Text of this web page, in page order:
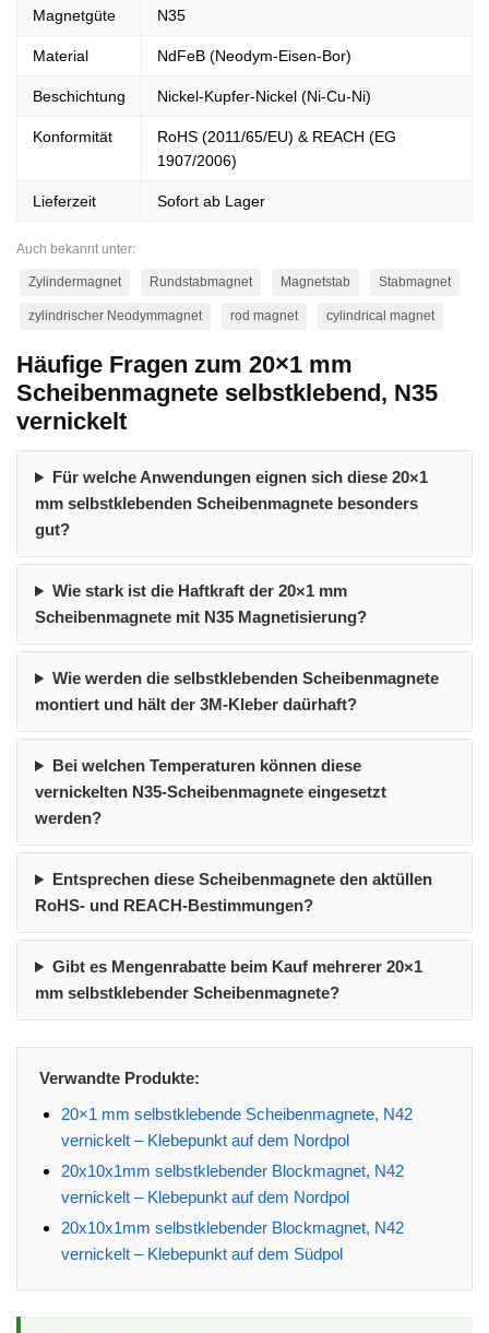
Magnetgüte N35
Material NdFeB (Neodym-Eisen-Bor)
Beschichtung Nickel-Kupfer-Nickel (Ni-Cu-Ni)
Konformität
RoHS (2011/65/EU) & REACH (EG
1907/2006)
Lieferzeit Sofort ab Lager
Auch bekannt unter:
Zylindermagnet Rundstabmagnet Magnetstab Stabmagnet
zylindrischer Neodymmagnet rod magnet cylindrical magnet
Häufige Fragen zum 20×1 mm
Scheibenmagnete selbstklebend, N35
vernickelt
Für welche Anwendungen eignen sich diese 20×1
mm selbstklebenden Scheibenmagnete besonders
gut?
Wie stark ist die Haftkraft der 20×1 mm
Scheibenmagnete mit N35 Magnetisierung?
Wie werden die selbstklebenden Scheibenmagnete
montiert und hält der 3M-Kleber daürhaft?
Bei welchen Temperaturen können diese
vernickelten N35-Scheibenmagnete eingesetzt
werden?
Entsprechen diese Scheibenmagnete den aktüllen
RoHS- und REACH-Bestimmungen?
Gibt es Mengenrabatte beim Kauf mehrerer 20×1
mm selbstklebender Scheibenmagnete?
Verwandte Produkte:
20×1 mm selbstklebende Scheibenmagnete, N42
vernickelt – Klebepunkt auf dem Nordpol
20x10x1mm selbstklebender Blockmagnet, N42
vernickelt – Klebepunkt auf dem Nordpol
20x10x1mm selbstklebender Blockmagnet, N42
vernickelt – Klebepunkt auf dem Südpol